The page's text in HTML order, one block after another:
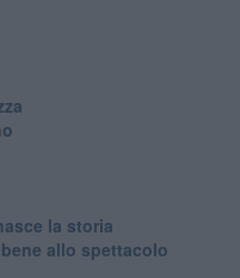
la storia
allo spettacolo